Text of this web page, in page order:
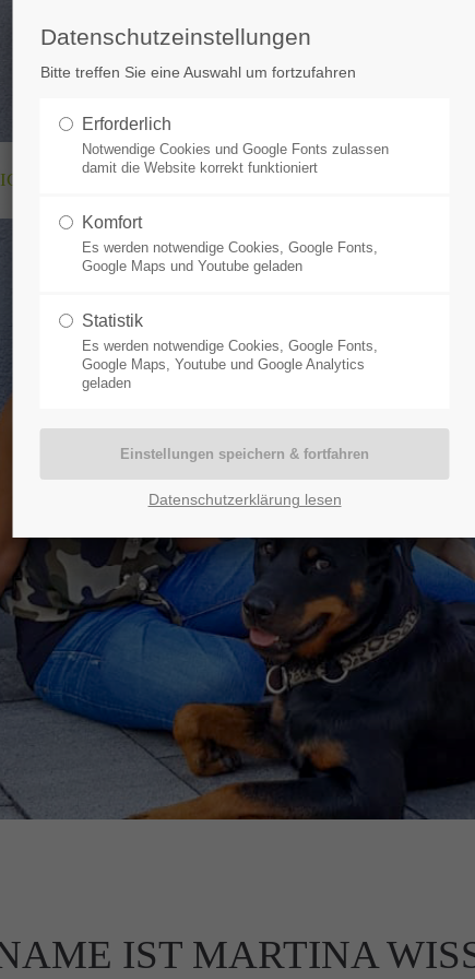
dolor sit amet:
/ 365days
support for our customers
8:00am - 5:00pm
Get in touch
376-293 City Road, Suite 600
San Francisco, CA 94102
+44 1234 567 890
info@yourdomain.com
EINZELTRAINING GRUPPENTRAINING
IST MARTINA
Datenschutzeinstellungen
Bitte treffen Sie eine Auswahl um fortzufahren
Erforderlich
Notwendige Cookies und Google Fonts zulassen
damit die Website korrekt funktioniert
Komfort
Es werden notwendige Cookies, Google Fonts,
Google Maps und Youtube geladen
Statistik
Es werden notwendige Cookies, Google Fonts,
Google Maps, Youtube und Google Analytics
geladen
Datenschutzerklärung lesen